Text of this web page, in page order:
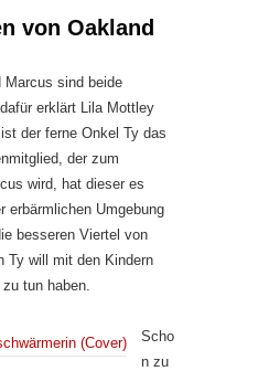
von Oakland
Marcus sind beide
erklärt Lila Mottley
der ferne Onkel Ty das
der zum
wird, hat dieser es
erbärmlichen Umgebung
besseren Viertel von
Ty will mit den Kindern
tun haben.
Scho
n zu